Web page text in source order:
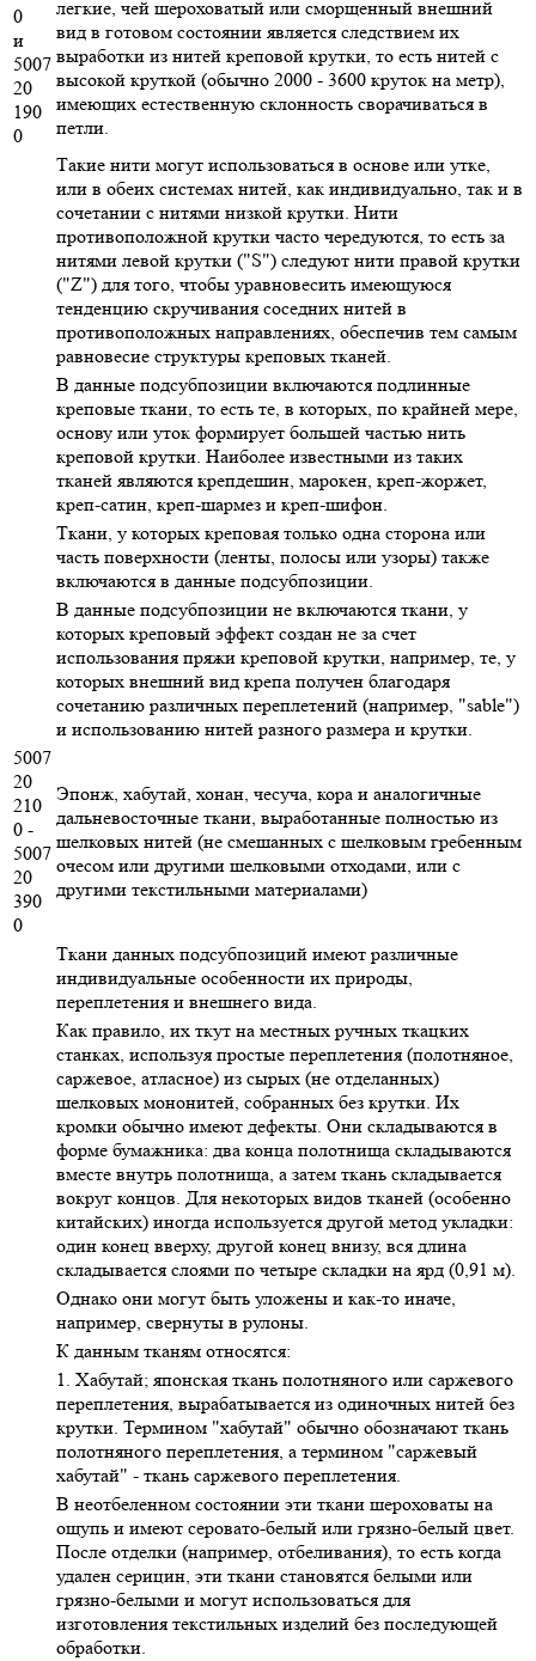
0
и
5007
20
190
0
легкие, чей шероховатый или сморщенный внешний
вид в готовом состоянии является следствием их
выработки из нитей креповой крутки, то есть нитей с
высокой круткой (обычно 2000 - 3600 круток на метр),
имеющих естественную склонность сворачиваться в
петли.
Такие нити могут использоваться в основе или утке,
или в обеих системах нитей, как индивидуально, так и в
сочетании с нитями низкой крутки. Нити
противоположной крутки часто чередуются, то есть за
нитями левой крутки ("S") следуют нити правой крутки
("Z") для того, чтобы уравновесить имеющуюся
тенденцию скручивания соседних нитей в
противоположных направлениях, обеспечив тем самым
равновесие структуры креповых тканей.
В данные подсубпозиции включаются подлинные
креповые ткани, то есть те, в которых, по крайней мере,
основу или уток формирует большей частью нить
креповой крутки. Наиболее известными из таких
тканей являются крепдешин, марокен, креп-жоржет,
креп-сатин, креп-шармез и креп-шифон.
Ткани, у которых креповая только одна сторона или
часть поверхности (ленты, полосы или узоры) также
включаются в данные подсубпозиции.
В данные подсубпозиции не включаются ткани, у
которых креповый эффект создан не за счет
использования пряжи креповой крутки, например, те, у
которых внешний вид крепа получен благодаря
сочетанию различных переплетений (например, "sable")
и использованию нитей разного размера и крутки.
5007
20
210
0 -
5007
20
390
0
Эпонж, хабутай, хонан, чесуча, кора и аналогичные
дальневосточные ткани, выработанные полностью из
шелковых нитей (не смешанных с шелковым гребенным
очесом или другими шелковыми отходами, или с
другими текстильными материалами)
Ткани данных подсубпозиций имеют различные
индивидуальные особенности их природы,
переплетения и внешнего вида.
Как правило, их ткут на местных ручных ткацких
станках, используя простые переплетения (полотняное,
саржевое, атласное) из сырых (не отделанных)
шелковых мононитей, собранных без крутки. Их
кромки обычно имеют дефекты. Они складываются в
форме бумажника: два конца полотнища складываются
вместе внутрь полотнища, а затем ткань складывается
вокруг концов. Для некоторых видов тканей (особенно
китайских) иногда используется другой метод укладки:
один конец вверху, другой конец внизу, вся длина
складывается слоями по четыре складки на ярд (0,91 м).
Однако они могут быть уложены и как-то иначе,
например, свернуты в рулоны.
К данным тканям относятся:
1. Хабутай; японская ткань полотняного или саржевого
переплетения, вырабатывается из одиночных нитей без
крутки. Термином "хабутай" обычно обозначают ткань
полотняного переплетения, а термином "саржевый
хабутай" - ткань саржевого переплетения.
В неотбеленном состоянии эти ткани шероховаты на
ощупь и имеют серовато-белый или грязно-белый цвет.
После отделки (например, отбеливания), то есть когда
удален серицин, эти ткани становятся белыми или
грязно-белыми и могут использоваться для
изготовления текстильных изделий без последующей
обработки.